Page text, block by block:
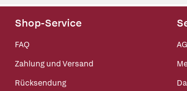
Shop-Service
FAQ
Zahlung und Versand
Rücksendung